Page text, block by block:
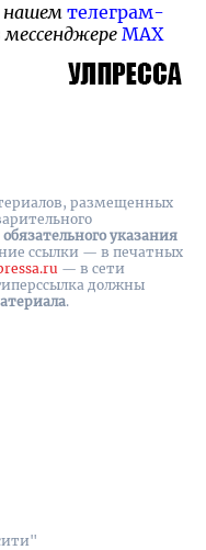
нашем телеграм-
MAX
размещенных
обязательного указания
ссылки — в печатных
— в сети
должны
.